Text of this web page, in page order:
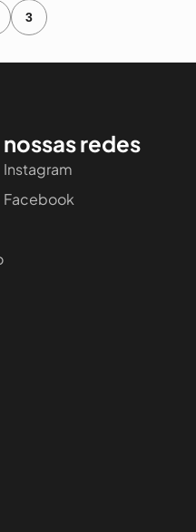
3
nossas redes
Instagram
Facebook